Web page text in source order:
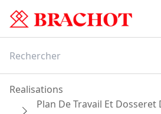
Realisations
Plan De Travail Et Dosseret